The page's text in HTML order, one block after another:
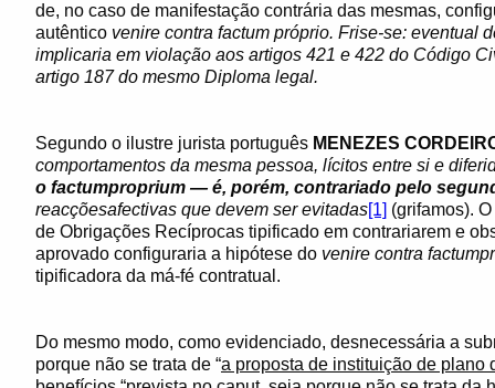
de, no caso de manifestação contrária das mesmas,
autêntico venire contra factum próprio. Frise-se: eventual
implicaria em violação aos artigos 421 e 422 do Código
artigo 187 do mesmo Diploma legal.
Segundo o ilustre jurista português MENEZES
comportamentos da mesma pessoa, lícitos entre si e
o factumproprium — é, porém, contrariado pelo
reacçõesafectivas que devem ser evitadas[1] (grifamos).
de Obrigações Recíprocas tipificado em contrariarem e
aprovado configuraria a hipótese do venire contra
tipificadora da má-fé contratual.
Do mesmo modo, como evidenciado, desnecessária a
porque não se trata de “a proposta de instituição de plano